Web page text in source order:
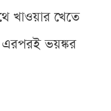
খাওয়ার খেতে
এরপরই ভয়ঙ্কর